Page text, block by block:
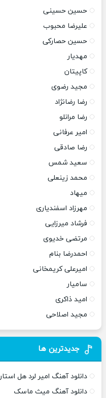
حسین حسینی
علیرضا محبوب
حسین حصارکی
مهدیار
کاپیتان
مجید رضوی
رضا رضانژاد
رضا مرانلو
امیر عرفانی
رضا صادقی
سعید شمس
محمد زینعلی
میهاد
مهرزاد اسفندیاری
فرشاد میرزایی
مرتضی خدیوی
احمدرضا بنام
امیرعلی کریمخانی
سامیار
امید ذاکری
مجید اصلاحی
جدیدترین ها
دانلود آهنگ امیر لرد هل استار
دانلود آهنگ میث ماسک